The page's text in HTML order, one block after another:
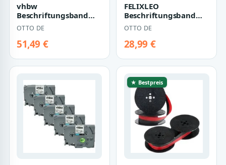
vhbw
Beschriftungsband
Ersatz für Dymo
S0720530, D1 für
Beschriftungsg…
OTTO DE
51,49 €
FELIXLEO
Beschriftungsband
Pack TZe-231
Schriftband für
Brother P-Touc…
OTTO DE
28,99 €
★ Bestpreis